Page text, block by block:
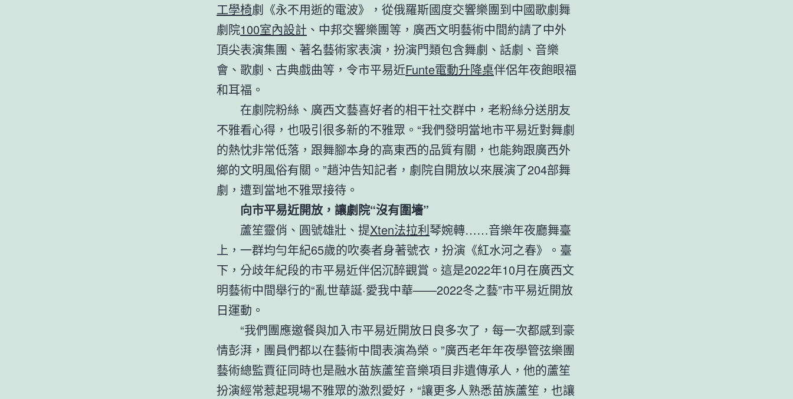
工學椅劇《永不用逝的電波》，從俄羅斯國度交響樂團到中國歌劇舞
劇院100室內設計 、中邦交響樂團等，廣西文明藝術中間約請了中外
頂尖表演集團、著名藝術家表演，扮演門類包含舞劇、話劇、音樂
會、歌劇、古典戲曲等，令市平易近Funte電動升降桌伴侶年夜飽眼福
和耳福。
在劇院粉絲、廣西文藝喜好者的相干社交群中，老粉絲分送朋友
不雅看心得，也吸引很多新的不雅眾。“我們發明當地市平易近對舞劇
的熱忱非常低落，跟舞腳本身的高東西的品質有關，也能夠跟廣西外
鄉的文明風俗有關。”趙沖告知記者，劇院自開放以來展演了204部舞
劇，遭到當地不雅眾接待。
向市平易近開放，讓劇院“沒有圍墻”
蘆笙靈俏、圓號雄壯、提Xten法拉利琴婉轉……音樂年夜廳舞臺
上，一群均勻年紀65歲的吹奏者身著號衣，扮演《紅水河之春》。臺
下，分歧年紀段的市平易近伴侶沉醉觀賞。這是2022年10月在廣西文
明藝術中間舉行的“亂世華誕·愛我中華——2022冬之藝”市平易近開放
日運動。
“我們團應邀餐與加入市平易近開放日良多次了，每一次都感到豪
情彭湃，團員們都以在藝術中間表演為榮。”廣西老年年夜學管弦樂團
藝術總監賈征同時也是融水苗族蘆笙音樂項目非遺傳承人，他的蘆笙
扮演經常惹起現場不雅眾的激烈愛好，“讓更多人熟悉苗族蘆笙，也讓